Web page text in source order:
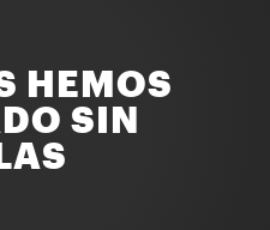
HEMOS
SIN